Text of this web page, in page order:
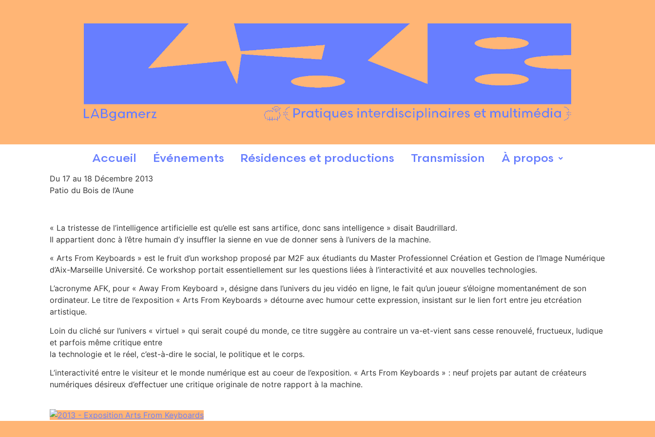
Accueil Événements Résidences et productions Transmission À propos
Du 17 au 18 Décembre 2013
Patio du Bois de l’Aune
« La tristesse de l’intelligence artificielle est qu’elle est sans artifice, donc sans intelligence » disait Baudrillard.
Il appartient donc à l’être humain d’y insuffler la sienne en vue de donner sens à l’univers de la machine.
« Arts From Keyboards » est le fruit d’un workshop proposé par M2F aux étudiants du Master Professionnel Création et Gestion de l’Image Numérique
d’Aix-Marseille Université. Ce workshop portait essentiellement sur les questions liées à l’interactivité et aux nouvelles technologies.
L’acronyme AFK, pour « Away From Keyboard », désigne dans l’univers du jeu vidéo en ligne, le fait qu’un joueur s’éloigne momentanément de son
ordinateur. Le titre de l’exposition « Arts From Keyboards » détourne avec humour cette expression, insistant sur le lien fort entre jeu etcréation
artistique.
Loin du cliché sur l’univers « virtuel » qui serait coupé du monde, ce titre suggère au contraire un va-et-vient sans cesse renouvelé, fructueux, ludique
et parfois même critique entre
la technologie et le réel, c’est-à-dire le social, le politique et le corps.
L’interactivité entre le visiteur et le monde numérique est au coeur de l’exposition. « Arts From Keyboards » : neuf projets par autant de créateurs
numériques désireux d’effectuer une critique originale de notre rapport à la machine.